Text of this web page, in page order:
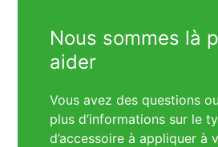
Nous sommes là
aider
Vous avez des questions
plus d’informations sur le
d’accessoire à appliquer à